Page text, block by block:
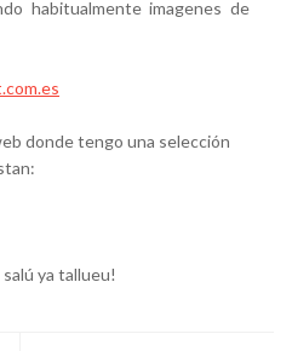
habitualmente imagenes de
donde tengo una selección
ya tallueu!